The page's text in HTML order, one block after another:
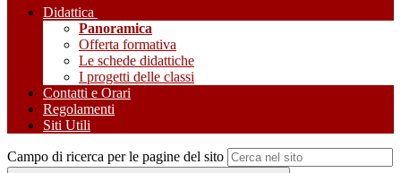
Didattica
Panoramica
Offerta formativa
Le schede didattiche
I progetti delle classi
Contatti e Orari
Regolamenti
Siti Utili
Campo di ricerca per le pagine del sito